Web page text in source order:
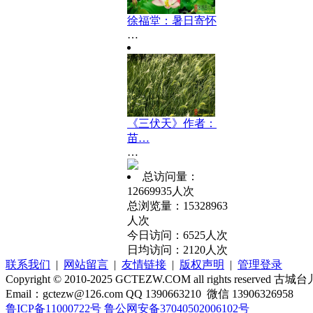
徐福堂：暑日寄怀
…
《三伏天》作者：
苗…
…
总访问量：
12669935人次
总浏览量：15328963
人次
今日访问：6525人次
日均访问：2120人次
联系我们 | 网站留言 | 友情链接 | 版权声明 | 管理登录
Copyright © 2010-2025 GCTEZW.COM all rights reserved 古城台
Email：gctezw@126.com QQ 1390663210 微信 13906326958
鲁ICP备11000722号 鲁公网安备37040502006102号